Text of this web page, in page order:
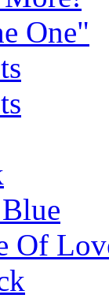
One"
Of